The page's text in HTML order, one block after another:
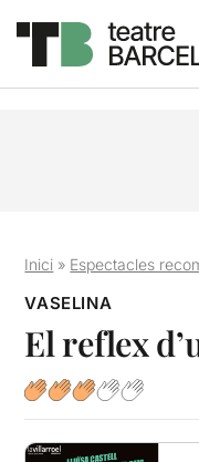
Inici » Espectacles
VASELINA
El reflex